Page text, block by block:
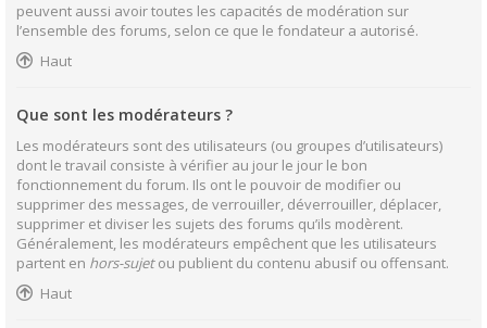
peuvent aussi avoir toutes les capacités de modération sur
l’ensemble des forums, selon ce que le fondateur a autorisé.
Haut
Que sont les modérateurs ?
Les modérateurs sont des utilisateurs (ou groupes d’utilisateurs)
dont le travail consiste à vérifier au jour le jour le bon
fonctionnement du forum. Ils ont le pouvoir de modifier ou
supprimer des messages, de verrouiller, déverrouiller, déplacer,
supprimer et diviser les sujets des forums qu’ils modèrent.
Généralement, les modérateurs empêchent que les utilisateurs
partent en hors-sujetou publient du contenu abusif ou offensant.
Haut